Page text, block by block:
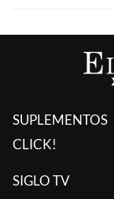
SUPLEMENTOS
CLICK!
SIGLO TV